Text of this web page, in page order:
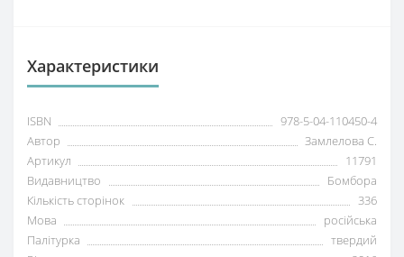
Характеристики
ISBN
978-5-04-110450-4
Автор
Замлелова С.
Артикул
11791
Видавництво
Бомбора
Кількість сторінок
336
Мова
російська
Палітурка
твердий